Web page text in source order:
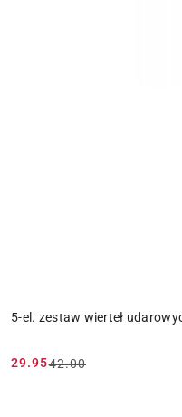
5-el. zestaw wierteł
Cena
29.95
Cena
42.00